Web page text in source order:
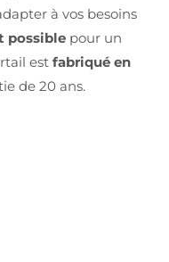
à vos besoins
possible pour un
est fabriqué en
de 20 ans.